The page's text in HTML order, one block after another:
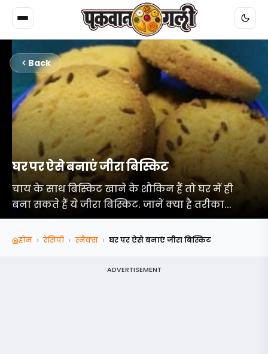
Back
घर पर ऐसे बनाएं जीरा बिस्किट
चाय के साथ बिस्किट खाने के शौकिन हैं तो घर में ही
बना सकते हैं ये जीरा बिस्किट. जानें क्या है तरीका...
होम › रेसिपी › स्‍नैक्‍स › घर पर ऐसे बनाएं जीरा बिस्किट
ADVERTISEMENT